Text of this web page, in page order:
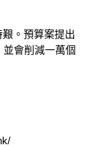
。預算案提出
會削減一萬個